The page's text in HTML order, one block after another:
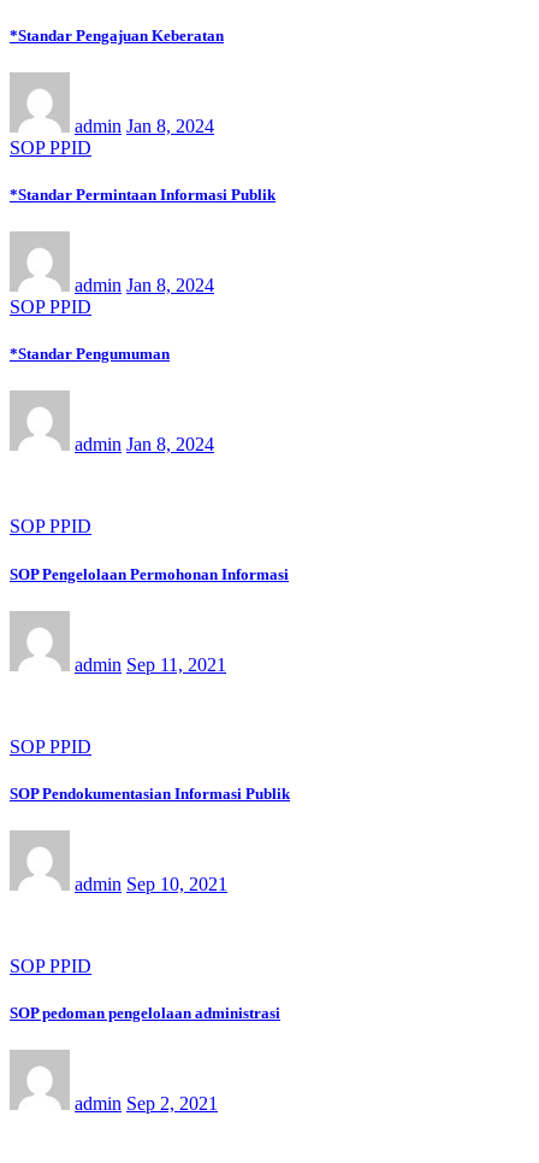
*Standar Pengajuan Keberatan
admin Jan 8, 2024
SOP PPID
*Standar Permintaan Informasi Publik
admin Jan 8, 2024
SOP PPID
*Standar Pengumuman
admin Jan 8, 2024
SOP PPID
SOP Pengelolaan Permohonan Informasi
admin Sep 11, 2021
SOP PPID
SOP Pendokumentasian Informasi Publik
admin Sep 10, 2021
SOP PPID
SOP pedoman pengelolaan administrasi
admin Sep 2, 2021